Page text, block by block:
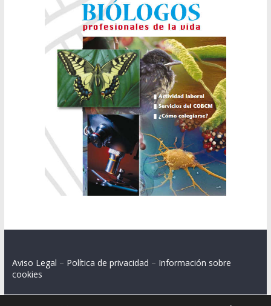
Aviso Legal – Política de privacidad – Información sobre
cookies